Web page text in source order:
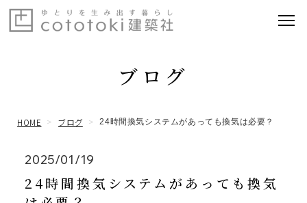
ブログ
HOME ブログ 24時間換気システムがあっても換気は必要？
2025/01/19
24時間換気システムがあっても換気